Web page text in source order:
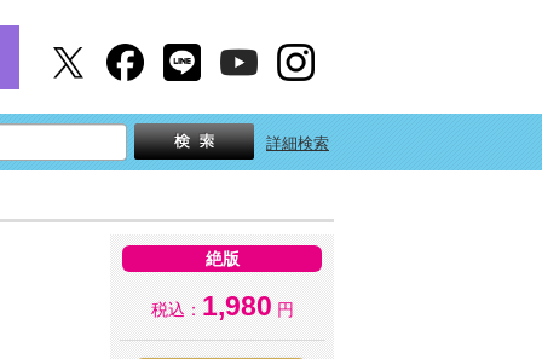
詳細検索
絶版
税込： 1,980 円